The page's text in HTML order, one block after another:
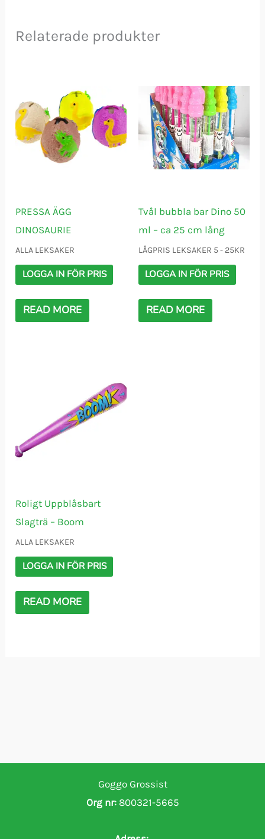
Relaterade produkter
PRESSA ÄGG
DINOSAURIE
ALLA LEKSAKER
LOGGA IN FÖR PRIS
READ MORE
Tvål bubbla bar Dino 50
ml – ca 25 cm lång
LÅGPRIS LEKSAKER 5 - 25KR
LOGGA IN FÖR PRIS
READ MORE
Roligt Uppblåsbart
Slagträ – Boom
ALLA LEKSAKER
LOGGA IN FÖR PRIS
READ MORE
Goggo Grossist
Org nr:800321-5665